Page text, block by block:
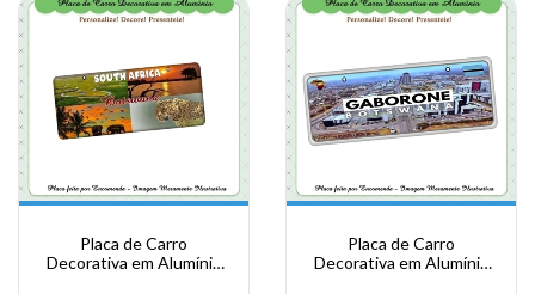
Placa de Carro
Decorativa em Alumínio
Placa de Carro
Decorativa em Alumínio